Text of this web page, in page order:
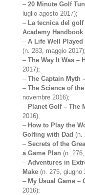
–20 Minute Golf
luglio-agosto 2017);
– La tecnica del
Academy Handbook
–A Life Well Played
(n. 283, maggio 2017);
–The Way It Was –
2017);
–The Captain Myth
–The Science of
novembre 2016);
– Planet Golf – The
2016);
– How to Play the
Golfing with Dad (n.
–Secrets of the
a Game Plan (n.
–Adventures in
Make (n. 275, giugno
– My Usual Game –
2016);